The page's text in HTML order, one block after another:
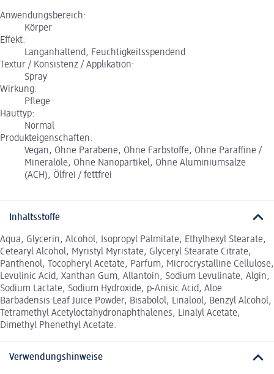
Anwendungsbereich:
Körper
Effekt:
Langanhaltend, Feuchtigkeitsspendend
Textur / Konsistenz / Applikation:
Spray
Wirkung:
Pflege
Hauttyp:
Normal
Produkteigenschaften:
Vegan, Ohne Parabene, Ohne Farbstoffe, Ohne Paraffine /
Mineralöle, Ohne Nanopartikel, Ohne Aluminiumsalze
(ACH), Ölfrei / fettfrei
Inhaltsstoffe
Aqua, Glycerin, Alcohol, Isopropyl Palmitate, Ethylhexyl Stearate,
Cetearyl Alcohol, Myristyl Myristate, Glyceryl Stearate Citrate,
Panthenol, Tocopheryl Acetate, Parfum, Microcrystalline Cellulose,
Levulinic Acid, Xanthan Gum, Allantoin, Sodium Levulinate, Algin,
Sodium Lactate, Sodium Hydroxide, p-Anisic Acid, Aloe
Barbadensis Leaf Juice Powder, Bisabolol, Linalool, Benzyl Alcohol,
Tetramethyl Acetyloctahydronaphthalenes, Linalyl Acetate,
Dimethyl Phenethyl Acetate.
Verwendungshinweise